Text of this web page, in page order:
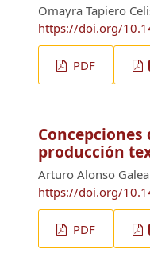
Omayra Tapiero
https://doi.org/
PDF
producción
Arturo Alonso
https://doi.org/
PDF